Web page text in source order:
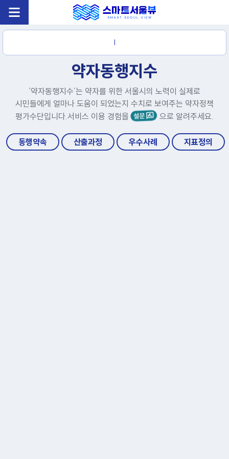
|
약자동행지수
‘약자동행지수’는 약자를 위한 서울시의 노력이 실제로
시민들에게 얼마나 도움이 되었는지 수치로 보여주는 약자정책
평가수단입니다. 서비스 이용 경험을 으로 알려주세요.
동행약속 산출과정 우수사례 지표정의